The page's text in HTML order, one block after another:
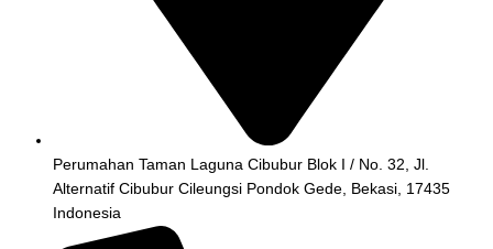
Perumahan Taman Laguna Cibubur Blok I / No. 32, Jl.
Alternatif Cibubur Cileungsi Pondok Gede, Bekasi, 17435
Indonesia